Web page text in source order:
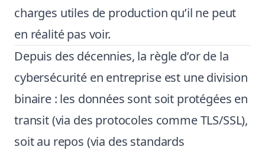
charges utiles de production qu’il ne peut
en réalité pas voir.
Depuis des décennies, la règle d’or de la
cybersécurité en entreprise est une division
binaire : les données sont soit protégées en
transit (via des protocoles comme TLS/SSL),
soit au repos (via des standards